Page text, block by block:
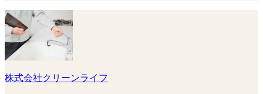
株式会社クリーンライフ